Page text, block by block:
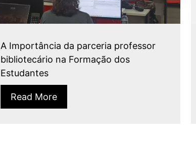
A Importância da parceria professor
bibliotecário na Formação dos
Estudantes
Read More